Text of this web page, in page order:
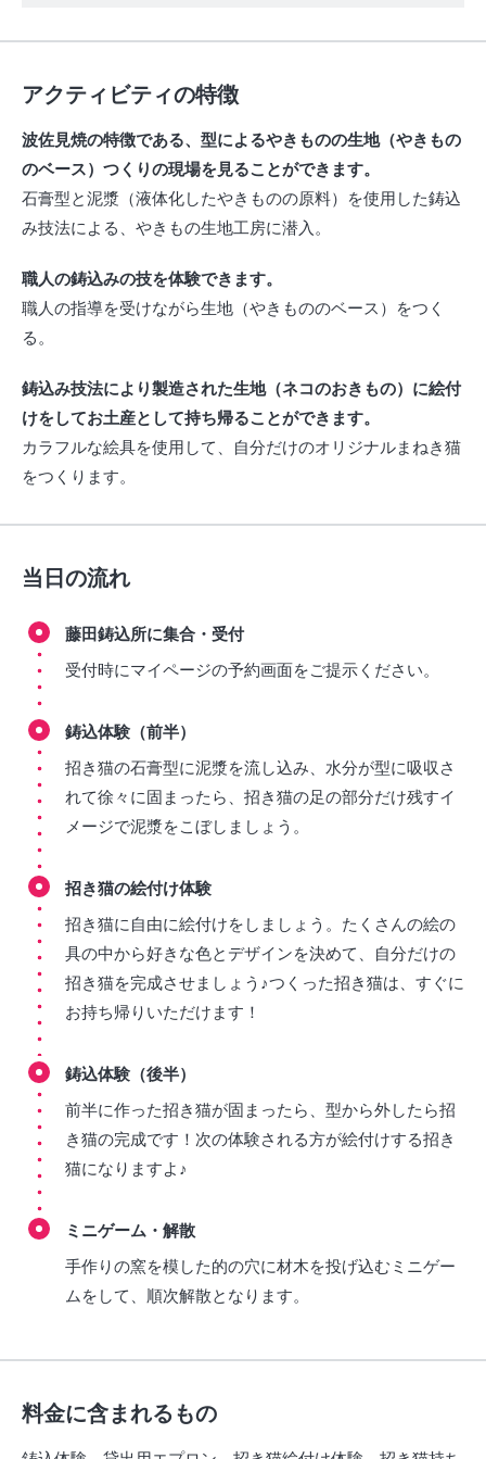
アクティビティの特徴
波佐見焼の特徴である、型によるやきものの生地（やきもの
のベース）つくりの現場を見ることができます。
石膏型と泥漿（液体化したやきものの原料）を使用した鋳込
み技法による、やきもの生地工房に潜入。
職人の鋳込みの技を体験できます。
職人の指導を受けながら生地（やきもののベース）をつく
る。
鋳込み技法により製造された生地（ネコのおきもの）に絵付
けをしてお土産として持ち帰ることができます。
カラフルな絵具を使用して、自分だけのオリジナルまねき猫
をつくります。
当日の流れ
藤田鋳込所に集合・受付
受付時にマイページの予約画面をご提示ください。
鋳込体験（前半）
招き猫の石膏型に泥漿を流し込み、水分が型に吸収さ
れて徐々に固まったら、招き猫の足の部分だけ残すイ
メージで泥漿をこぼしましょう。
招き猫の絵付け体験
招き猫に自由に絵付けをしましょう。たくさんの絵の
具の中から好きな色とデザインを決めて、自分だけの
招き猫を完成させましょう♪つくった招き猫は、すぐに
お持ち帰りいただけます！
鋳込体験（後半）
前半に作った招き猫が固まったら、型から外したら招
き猫の完成です！次の体験される方が絵付けする招き
猫になりますよ♪
ミニゲーム・解散
手作りの窯を模した的の穴に材木を投げ込むミニゲー
ムをして、順次解散となります。
料金に含まれるもの